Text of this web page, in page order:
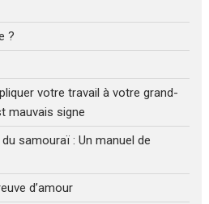
?
votre travail à votre grand-
mauvais signe
samouraï : Un manuel de
d’amour